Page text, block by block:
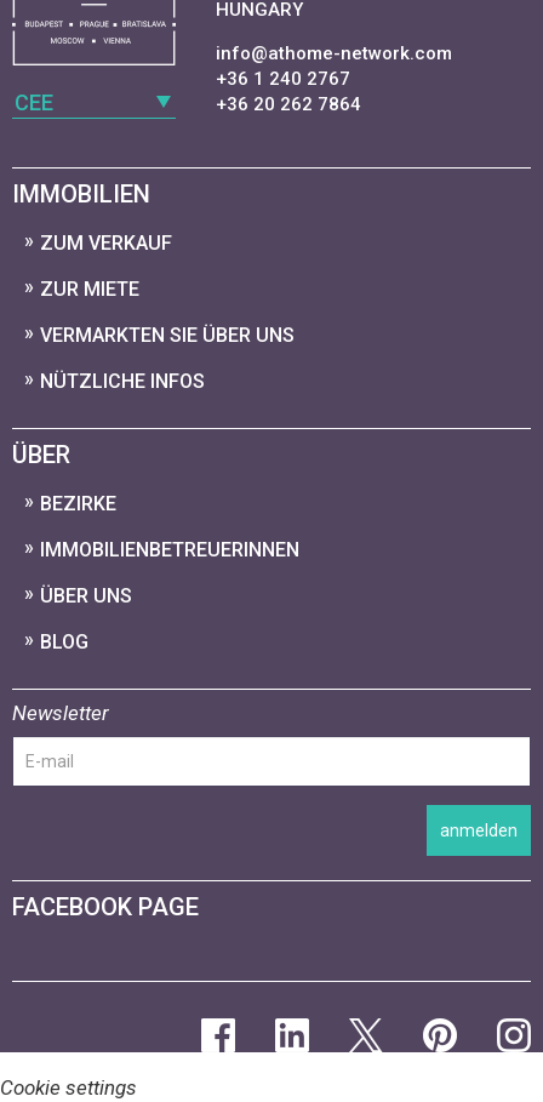
CEE
HUNGARY
info@athome-network.com
+36 1 240 2767
+36 20 262 7864
IMMOBILIEN
ZUM VERKAUF
ZUR MIETE
VERMARKTEN SIE ÜBER UNS
NÜTZLICHE INFOS
ÜBER
BEZIRKE
IMMOBILIENBETREUERINNEN
ÜBER UNS
BLOG
Newsletter
anmelden
FACEBOOK PAGE
Cookie settings